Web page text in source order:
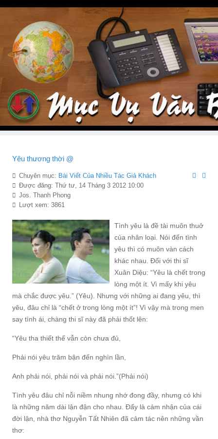
Yêu thương thời @
Chuyên mục: Bài Viết Của Nhiều Tác Giả Khách
Được đăng: Thứ tư, 14 Tháng 3 2012 10:00
Jos. Thanh Phong
Lượt xem: 3861
Tình yêu là đề tài muôn thuở
của nhân loại. Nói đến tình
yêu thì có muôn vàn cách
khác nhau. Đối với thi sĩ
Xuân Diệu: “Yêu là chết trong
lòng một ít. Vì mấy khi yêu
mà chắc được yêu.” (Yêu). Nhưng với những ai đang yêu, thì
yêu, đâu chỉ là “chết ở trong lòng một ít”! Vì vậy mà trong men
say tình ái, chàng thi sĩ này đã phải thốt lên:
“Yêu tha thiết thế vẫn còn chưa đủ,
Phải nói yêu trăm bận đến nghìn lần,
Anh phải nói, phải nói và phải nói.”(Phải nói)
Tình yêu đâu chỉ nỗi niềm nhung nhớ đong đầy, nhưng có khi
là những năm dài lận đận cho nhau. Đấy là cảm nhận của cái
đời lận, nhà thơ Nguyễn Tất Nhiên đã cảm tác nên những vần
thơ: